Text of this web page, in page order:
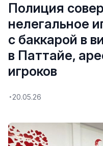
Полиция
нелегальное
с баккарой в
в Паттайе,
игроков
20.05.26